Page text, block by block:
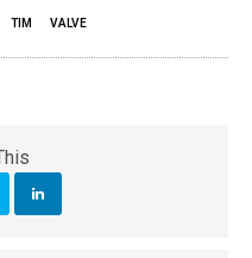
TIM VALVE